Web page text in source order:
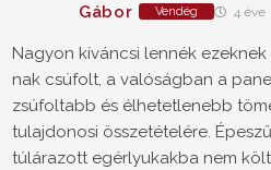
Gábor Vendég 4 éve
Nagyon kíváncsi lennék
nak csúfolt, a valóságban a
zsúfoltabb és élhetetlenebb
tulajdonosi összetételére.
túlárazott egérlyukakba nem